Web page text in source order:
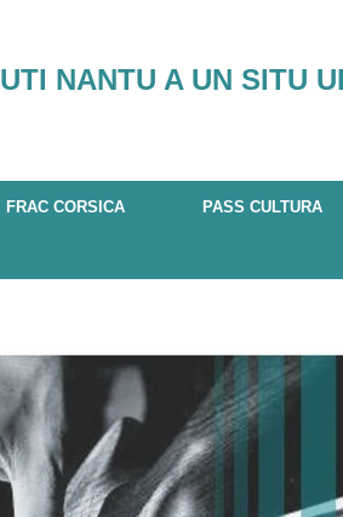
NANTU A UN SITU
FRAC CORSICA PASS CULTURA